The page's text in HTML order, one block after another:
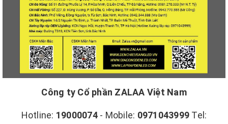
Công ty Cổ phần ZALAA Việt Nam
Hotline: 19000074- Mobile: 0971043999 Tel: